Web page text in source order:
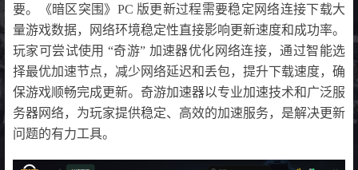
要。《暗区突围》PC 版更新过程需要稳定网络连接下载大
量游戏数据，网络环境稳定性直接影响更新速度和成功率。
玩家可尝试使用 “奇游” 加速器优化网络连接，通过智能选
择最优加速节点，减少网络延迟和丢包，提升下载速度，确
保游戏顺畅完成更新。奇游加速器以专业加速技术和广泛服
务器网络，为玩家提供稳定、高效的加速服务，是解决更新
问题的有力工具。